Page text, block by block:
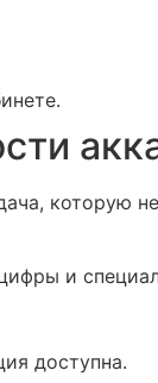
которую
и
доступна.